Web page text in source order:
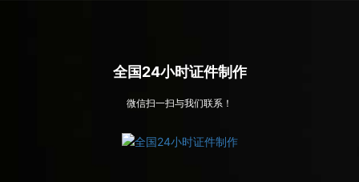
全国24小时证件制作
微信扫一扫与我们联系！